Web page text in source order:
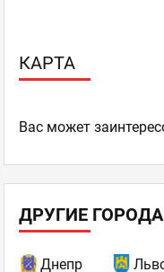
КАРТА
Ваc может
ДРУГИЕ ГОРОДА
Днепр